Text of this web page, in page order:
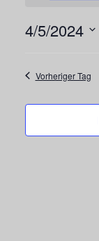
April
4/5/2024
wählen.
Vorheriger Tag